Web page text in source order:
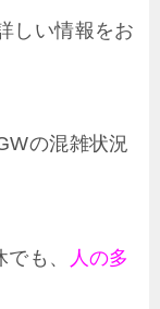
しい情報をお
の混雑状況
も、
人の多